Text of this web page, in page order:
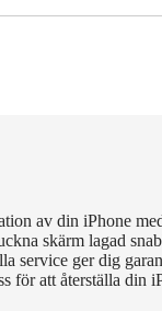
av din iPhone
skärm lagad
service ger dig
för att återställa din